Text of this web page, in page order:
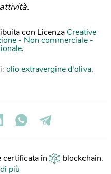
con Licenza Creative
- Non commerciale -
.
olio extravergine d'oliva,
certificata in blockchain.
più